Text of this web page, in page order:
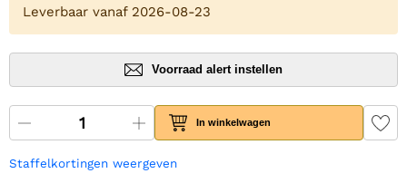
Leverbaar vanaf 2026-08-23
Voorraad alert instellen
In winkelwagen
Staffelkortingen weergeven